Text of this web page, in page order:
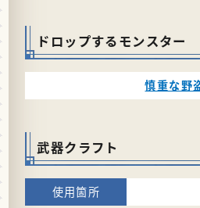
ドロップするモンスター
慎重な野
武器クラフト